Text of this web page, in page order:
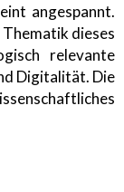
angespannt.
dieses
relevante
Digitalität. Die